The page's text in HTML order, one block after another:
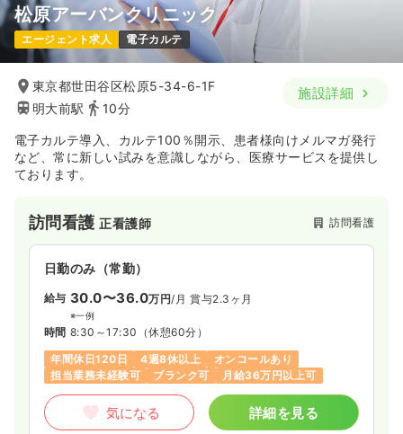
松原アーバンクリニック
エージェント求人 電子カルテ
東京都世田谷区松原5-34-6-1F
明大前駅
10分
施設詳細
電子カルテ導入、カルテ100％開示、患者様向けメルマガ発行
など、常に新しい試みを意識しながら、医療サービスを提供し
ております。
訪問看護正看護師 訪問看護
日勤のみ（常勤）
給与 30.0〜36.0万円/月 賞与2.3ヶ月
※一例
時間 8:30～17:30 （休憩60分）
年間休日120日
4週8休以上
オンコールあり
担当業務未経験可
ブランク可 月給36万円以上可
気になる 詳細を見る